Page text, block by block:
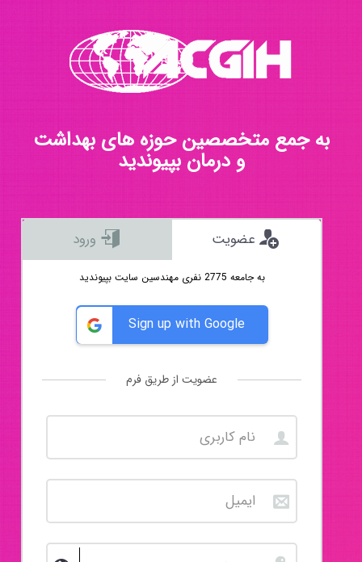
به جمع متخصصین حوزه های بهداشت
و درمان بپیوندید
به جامعه 2775 نفری مهندسین سایت بپیوندید
Sign up with Google
عضویت از طریق فرم